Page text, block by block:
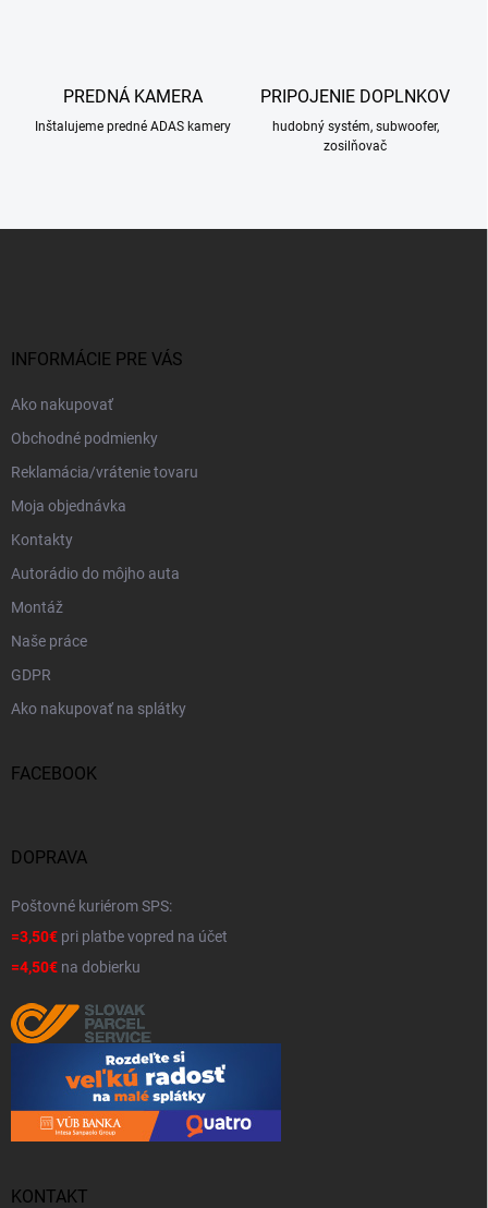
PREDNÁ KAMERA
Inštalujeme predné ADAS kamery
PRIPOJENIE DOPLNKOV
hudobný systém, subwoofer,
zosilňovač
INFORMÁCIE PRE VÁS
Ako nakupovať
Obchodné podmienky
Reklamácia/vrátenie tovaru
Moja objednávka
Kontakty
Autorádio do môjho auta
Montáž
Naše práce
GDPR
Ako nakupovať na splátky
FACEBOOK
DOPRAVA
Poštovné kuriérom SPS:
=3,50€ pri platbe vopred na účet
=4,50€ na dobierku
KONTAKT